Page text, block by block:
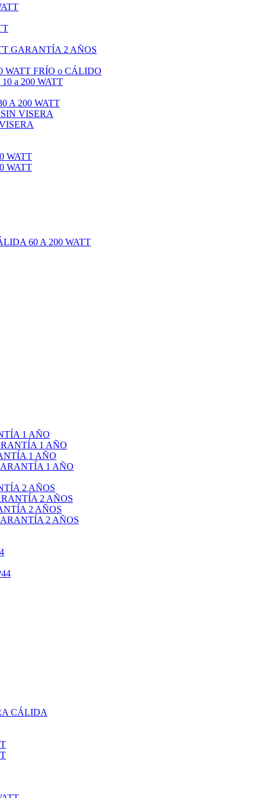
GARANTÍA 2 AÑOS
WATT FRÍO o CÁLIDO
a 200 WATT
A 200 WATT
VISERA
WATT
WATT
60 A 200 WATT
1 AÑO
1 AÑO
1 AÑO
1 AÑO
2 AÑOS
2 AÑOS
2 AÑOS
2 AÑOS
CÁLIDA